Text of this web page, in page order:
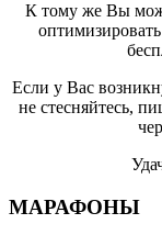
К тому же Вы
Если у Вас
не стесняйтесь,
МАРАФОНЫ